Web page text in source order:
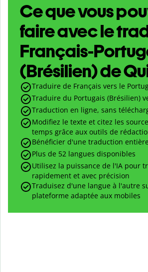
Ce que vous
faire avec le
Français-
(Brésilien) de
Traduire de Français vers le
Traduire du Portugais (Brésilien)
Traduction en ligne, sans
Modifiez le texte et citez les
temps grâce aux outils de
Bénéficier d'une traduction
Plus de 52 langues disponibles
Utilisez la puissance de l'IA pour
rapidement et avec précision
Traduisez d'une langue à l'autre
plateforme adaptée aux mobiles